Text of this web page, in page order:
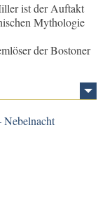
ist der Auftakt
Mythologie
der Bostoner